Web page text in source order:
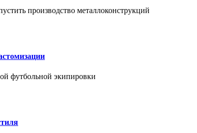
производство металлоконструкций
футбольной экипировки